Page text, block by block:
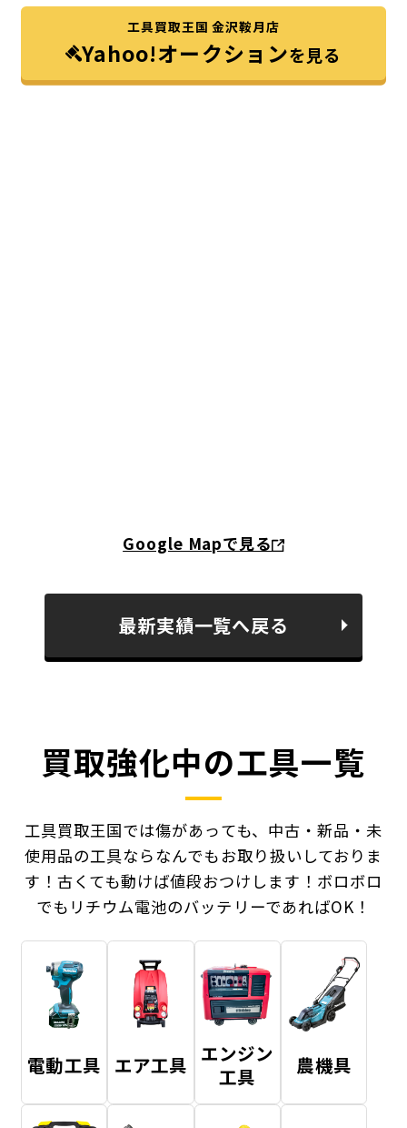
工具買取王国 金沢鞍月店
Yahoo!オークションを見る
Google Mapで見る
最新実績一覧へ戻る
買取強化中の工具一覧
工具買取王国では傷があっても、中古・新品・未
使用品の工具ならなんでもお取り扱いしておりま
す！ 古くても動けば値段おつけします！ボロボロ
でもリチウム電池のバッテリーであればOK！
電動工具 エア工具 エンジン
工具
農機具